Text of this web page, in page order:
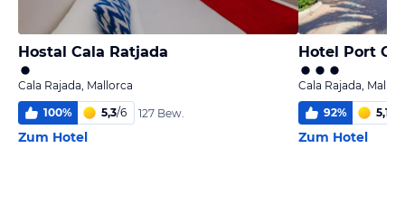
Hostal Cala Ratjada
Cala Rajada, Mallorca
100% 5,3/6 127 Bew.
Zum Hotel
Hotel Port
Cala Rajada,
92% 5,1
Zum Hotel